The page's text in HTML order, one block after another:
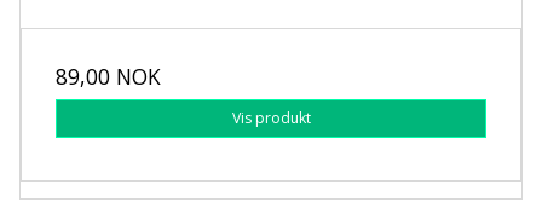
89,00 NOK
Vis produkt